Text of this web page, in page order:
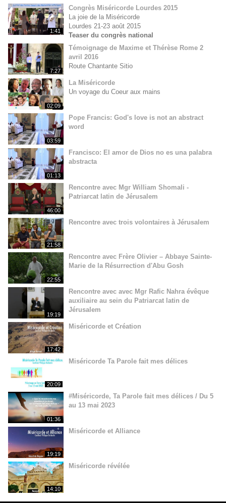
1:41
Congrès Miséricorde Lourdes 2015
La joie de la Miséricorde
Lourdes 21-23 août 2015
Teaser du congrès national
7:27
Témoignage de Maxime et Thérèse Rome 2
avril 2016
Route Chantante Sitio
02:09
La Miséricorde
Un voyage du Coeur aux mains
03:59
Pope Francis: God's love is not an abstract
word
01:13
Francisco: El amor de Dios no es una palabra
abstracta
46:00
Rencontre avec Mgr William Shomali -
Patriarcat latin de Jérusalem
21:58
Rencontre avec trois volontaires à Jérusalem
22:55
Rencontre avec Frère Olivier – Abbaye Sainte-
Marie de la Résurrection d'Abu Gosh
19:19
Rencontre avec avec Mgr Rafic Nahra évêque
auxiliaire au sein du Patriarcat latin de
Jérusalem
17:42
Miséricorde et Création
20:09
Miséricorde Ta Parole fait mes délices
01:36
#Miséricorde, Ta Parole fait mes délices / Du 5
au 13 mai 2023
19:19
Miséricorde et Alliance
14:10
Miséricorde révélée